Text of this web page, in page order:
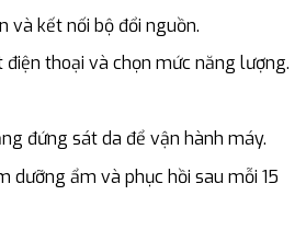
và kết nối bộ đổi nguồn.
điện thoại và chọn mức năng lượng.
đứng sát da để vận hành máy.
dưỡng ẩm và phục hồi sau mỗi 15